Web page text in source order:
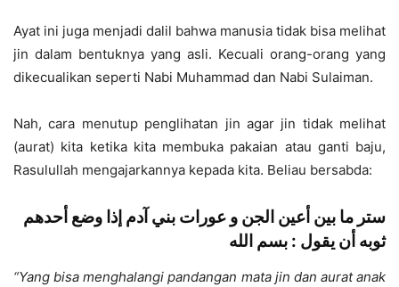
Ayat ini juga menjadi dalil bahwa manusia tidak bisa melihat
jin dalam bentuknya yang asli. Kecuali orang-orang yang
dikecualikan seperti Nabi Muhammad dan Nabi Sulaiman.
Nah, cara menutup penglihatan jin agar jin tidak melihat
(aurat) kita ketika kita membuka pakaian atau ganti baju,
Rasulullah mengajarkannya kepada kita. Beliau bersabda:
ستر ما بين أعين الجن و عورات بني آدم إذا وضع أحدهم
ثوبه أن يقول : بسم الله
“Yang bisa menghalangi pandangan mata jin dan aurat anak